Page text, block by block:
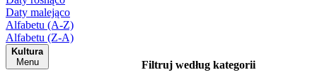
Daty malejąco
Alfabetu (A-Z)
Alfabetu (Z-A)
Kultura
Menu
Filtruj według kategorii